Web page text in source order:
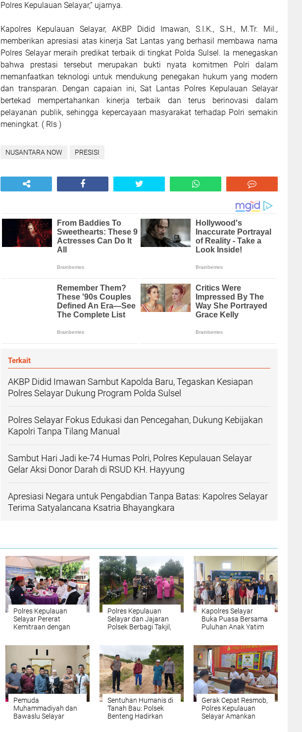
Polres Kepulauan Selayar,” ujarnya.
Kapolres Kepulauan Selayar, AKBP Didid Imawan, S.I.K., S.H., M.Tr. Mil.,
memberikan apresiasi atas kinerja Sat Lantas yang berhasil membawa nama
Polres Selayar meraih predikat terbaik di tingkat Polda Sulsel. Ia menegaskan
bahwa prestasi tersebut merupakan bukti nyata komitmen Polri dalam
memanfaatkan teknologi untuk mendukung penegakan hukum yang modern
dan transparan. Dengan capaian ini, Sat Lantas Polres Kepulauan Selayar
bertekad mempertahankan kinerja terbaik dan terus berinovasi dalam
pelayanan publik, sehingga kepercayaan masyarakat terhadap Polri semakin
meningkat. ( Rls )
NUSANTARA NOW PRESISI
Terkait
AKBP Didid Imawan Sambut Kapolda Baru, Tegaskan Kesiapan
Polres Selayar Dukung Program Polda Sulsel
Polres Selayar Fokus Edukasi dan Pencegahan, Dukung Kebijakan
Kapolri Tanpa Tilang Manual
Sambut Hari Jadi ke-74 Humas Polri, Polres Kepulauan Selayar
Gelar Aksi Donor Darah di RSUD KH. Hayyung
Apresiasi Negara untuk Pengabdian Tanpa Batas: Kapolres Selayar
Terima Satyalancana Ksatria Bhayangkara
Polres Kepulauan
Selayar Pererat
Kemitraan dengan
Polres Kepulauan
Selayar dan Jajaran
Polsek Berbagi Takjil,
Kapolres Selayar
Buka Puasa Bersama
Puluhan Anak Yatim
Pemuda
Muhammadiyah dan
Bawaslu Selayar
Sentuhan Humanis di
Tanah Bau: Polsek
Benteng Hadirkan
Gerak Cepat Resmob,
Polres Kepulauan
Selayar Amankan